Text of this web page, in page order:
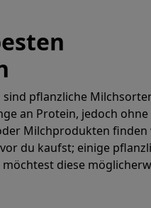
pflanzliche
an Protein, jedoch ohne
Milchprodukten finden
du kaufst; einige
diese
Ihre Makro- und